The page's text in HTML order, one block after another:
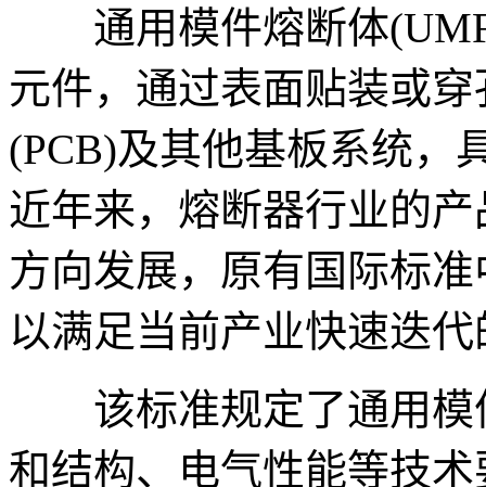
通用模件熔断体
元件，通过表面贴装或
(PCB)及其他基板系统，
近年来，熔断器行业的
方向发展，原有国际标
以满足当前产业快速迭
该标准规定了通用模
和结构、电气性能等技